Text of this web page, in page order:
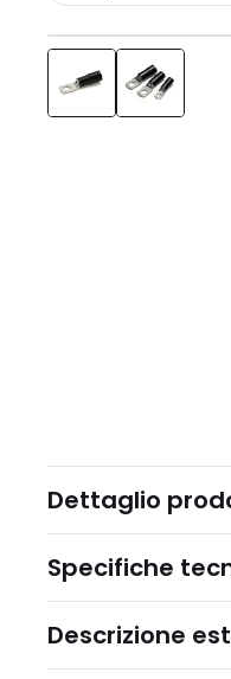
Dettaglio
Specifiche
Descrizione